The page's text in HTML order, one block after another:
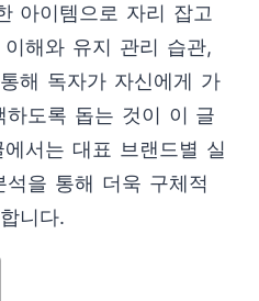
아이템으로 자리 잡고
해와 유지 관리 습관,
해 독자가 자신에게 가
도록 돕는 것이 이 글
서는 대표 브랜드별 실
을 통해 더욱 구체적
니다.